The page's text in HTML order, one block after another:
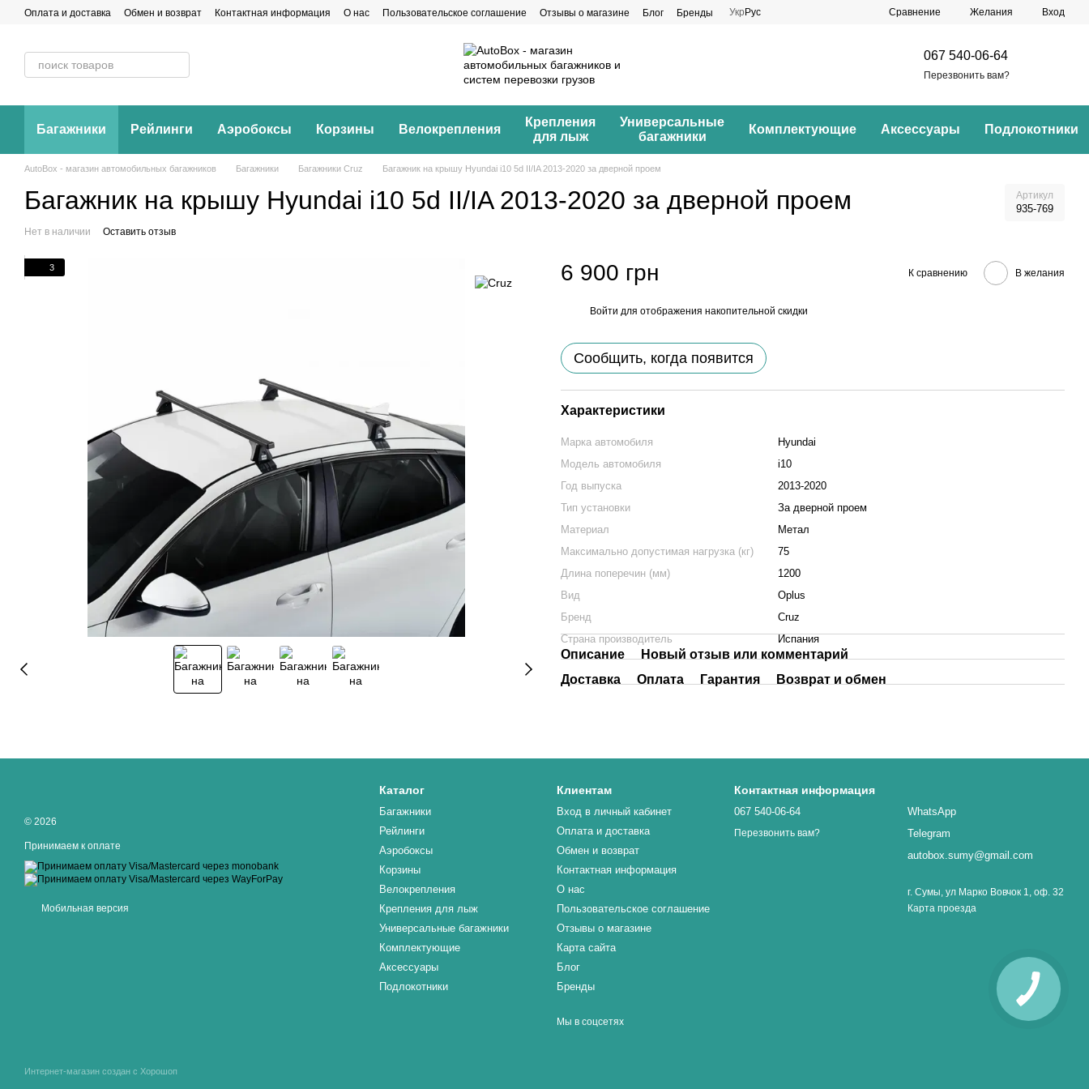
Перейти к основному контенту
Оплата и доставка Обмен и возврат Контактная информация О нас Пользовательское соглашение Отзывы о магазине Блог Бренды Укр Рус Сравнение Желания Вход
067 540-06-64
Перезвонить вам?
Багажники Рейлинги Аэробоксы Корзины Велокрепления
Крепления
для лыж
Универсальные
багажники
Комплектующие Аксессуары Подлокотники
AutoBox - магазин автомобильных багажников Багажники Багажники Cruz Багажник на крышу Hyundai i10 5d II/IA 2013-2020 за дверной проем
Багажник на крышу Hyundai i10 5d II/IA 2013-2020 за дверной проем Артикул
935-769
Нет в наличии Оставить отзыв
3 6 900 грн К сравнению В желания
Войти для отображения накопительной скидки
Сообщить, когда появится
Характеристики
Марка автомобиля
Hyundai
Модель автомобиля
i10
Год выпуска
2013-2020
Тип установки
За дверной проем
Материал
Метал
Максимально допустимая нагрузка (кг)
75
Длина поперечин (мм)
1200
Вид
Oplus
Бренд
Cruz
Страна производитель
Испания
Описание
Новый отзыв или комментарий
Доставка
Оплата Гарантия Возврат и обмен
© 2026
Принимаем к оплате
Мобильная версия
Интернет-магазин создан с Хорошоп
Каталог
Багажники
Рейлинги
Аэробоксы
Корзины
Велокрепления
Крепления для лыж
Универсальные багажники
Комплектующие
Аксессуары
Подлокотники
Клиентам
Вход в личный кабинет
Оплата и доставка
Обмен и возврат
Контактная информация
О нас
Пользовательское соглашение
Отзывы о магазине
Карта сайта
Блог
Бренды
Мы в соцсетях
Контактная информация
067 540-06-64
Перезвонить вам?
WhatsApp
Telegram
autobox.sumy@gmail.com
г. Сумы, ул Марко Вовчок 1, оф. 32
Карта проезда